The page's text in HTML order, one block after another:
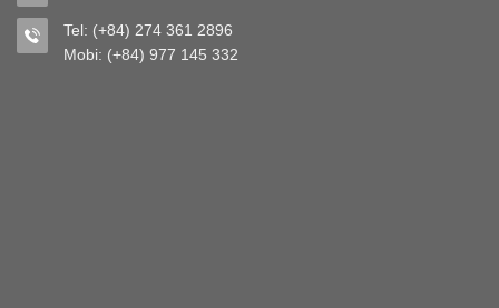
Tel: (+84) 274 361 2896
Mobi: (+84) 977 145 332